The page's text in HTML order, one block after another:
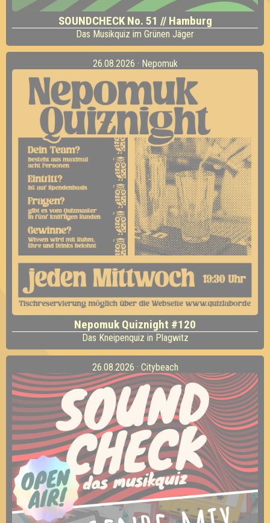
SOUNDCHECK No. 51 // Hamburg
Das Musikquiz im Grünen Jäger
26.08.2026 · Nepomuk
Nepomuk Quiznight #120
Das Kneipenquiz in Plagwitz
26.08.2026 · Citybeach